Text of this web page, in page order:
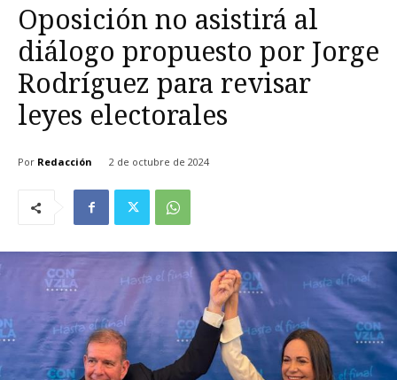
Oposición no asistirá al
diálogo propuesto por Jorge
Rodríguez para revisar
leyes electorales
Por Redacción 2 de octubre de 2024